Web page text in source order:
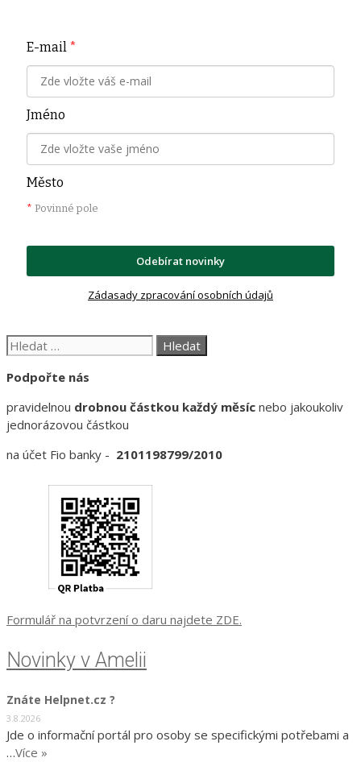
E-mail *
Jméno
Město
* Povinné pole
Odebírat novinky
Zádasady zpracování osobních údajů
Hledat:
Podpořte nás
pravidelnou drobnou částkou každý měsíc nebo jakoukoliv
jednorázovou částkou
na účet Fio banky - 2101198799/2010
Formulář na potvrzení o daru najdete ZDE.
Novinky v Amelii
Znáte Helpnet.cz ?
3.8.2026
Jde o informační portál pro osoby se specifickými potřebami a
…Více »